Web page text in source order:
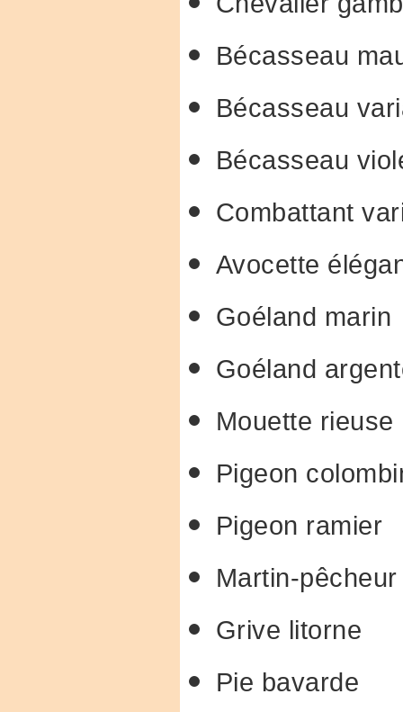
Bécasseau
Bécasseau
Bécasseau
Combattant
Avocette
Goéland marin
Goéland
Mouette rieuse
Pigeon
Pigeon ramier
Martin-pêcheur
Grive litorne
Pie bavarde